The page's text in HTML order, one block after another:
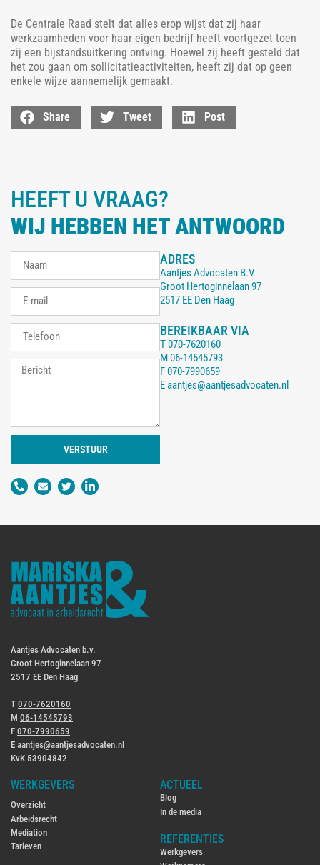
De Centrale Raad stelt dat alles erop wijst dat zij haar
werkzaamheden voor haar eigen bedrijf heeft voortgezet toen
zij een bijstandsuitkering ontving. Hoewel zij heeft gesteld dat
het zou gaan om sollicitatieactiviteiten, heeft zij dat op geen
enkele wijze aannemelijk gemaakt.
Share Tweet Post
HEEFT U VRAAG?
WIJ HEBBEN HET ANTWOORD
VERSTUUR
ADRES
Aantjes Advocaten B.V.
Groot Hertoginnelaan 97
2517 EE Den Haag
BEREIKBAAR VIA
T070-7620160
M06-14545793
F070-7990659
Eaantjes@aantjesadvocaten.nl
Aantjes Advocaten b.v.
Groot Hertoginnelaan 97
2517 EE Den Haag
T 070-7620160
M 06-14545793
F 070-7990659
E aantjes@aantjesadvocaten.nl
KvK 53904842
WERKGEVERS
Overzicht
Arbeidsrecht
Mediation
Tarieven
ACTUEEL
Blog
In de media
REFERENTIES
Werkgevers